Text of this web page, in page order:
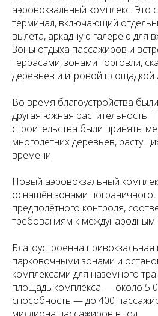
аэровокзальный комплекс. Это
терминал, включающий
вылета, аркадную галерею для
Зоны отдыха пассажиров и
террасами, зонами торговли,
деревьев и игровой площадкой
Во время благоустройства
другая южная растительность.
строительства были приняты
многолетних деревьев,
времени.
Новый аэровокзальный
оснащён зонами
предполётного контроля,
требованиям к международным
Благоустроенна
парковочными зонами и
комплексами для наземного
площадь комплекса — около 5
способность — до 400